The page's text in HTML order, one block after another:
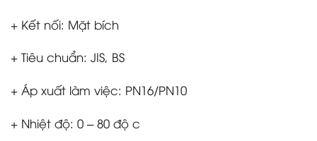
+ Kết nối: Mặt bích
+ Tiêu chuẩn: JIS, BS
+ Áp xuất làm việc: PN16/PN10
+ Nhiệt độ: 0 – 80 độ c